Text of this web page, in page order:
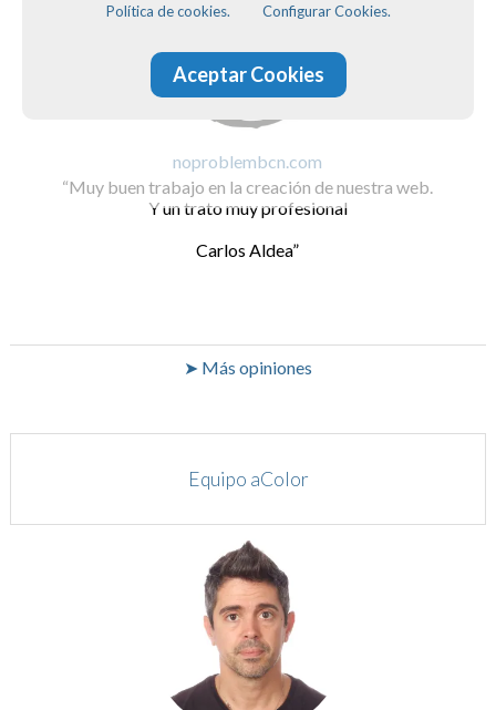
noproblembcn.com
Muy buen trabajo en la creación de nuestra web.
Y un trato muy profesional
Carlos Aldea
➤ Más opiniones
Equipo aColor
Política de cookies.
Configurar Cookies.
Aceptar Cookies